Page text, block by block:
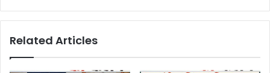
Related Articles